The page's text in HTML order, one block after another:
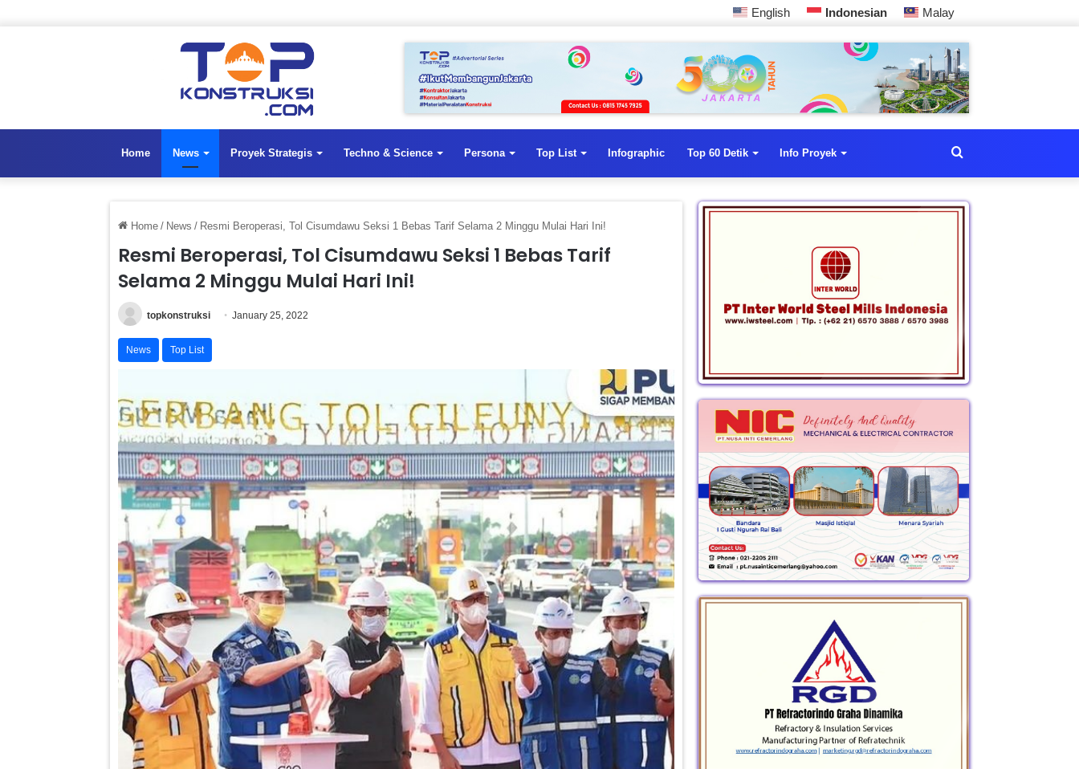
English Indonesian Malay
Home News Proyek Strategis Techno & Science Persona Top List Infographic Top 60 Detik Info Proyek
Home / News / Resmi Beroperasi, Tol Cisumdawu Seksi 1 Bebas Tarif Selama 2 Minggu Mulai Hari Ini!
Resmi Beroperasi, Tol Cisumdawu Seksi 1 Bebas Tarif
Selama 2 Minggu Mulai Hari Ini!
topkonstruksi January 25, 2022
News Top List